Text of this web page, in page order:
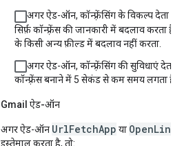
अगर ऐड-ऑन, कॉन्फ़्रेंसिंग के विकल्प देता है,
सिर्फ़ कॉन्फ़्रेंस की जानकारी में बदलाव करता है.
के किसी अन्य फ़ील्ड में बदलाव नहीं करता.
अगर ऐड-ऑन, कॉन्फ़्रेंसिंग की सुविधाएं देता
कॉन्फ़्रेंस बनाने में 5 सेकंड से कम समय लगता है.
Gmail ऐड-ऑन
अगर ऐड-ऑन UrlFetchApp या
इस्तेमाल करता है, तो: